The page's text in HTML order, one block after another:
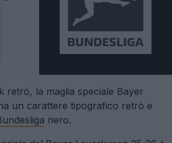
retrò, la maglia speciale Bayer
un carattere tipografico retrò e
nero.